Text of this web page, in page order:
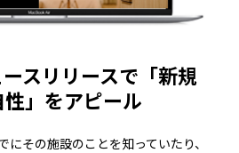
スリリースで「新規
」をアピール
にその施設のことを知っていたり、